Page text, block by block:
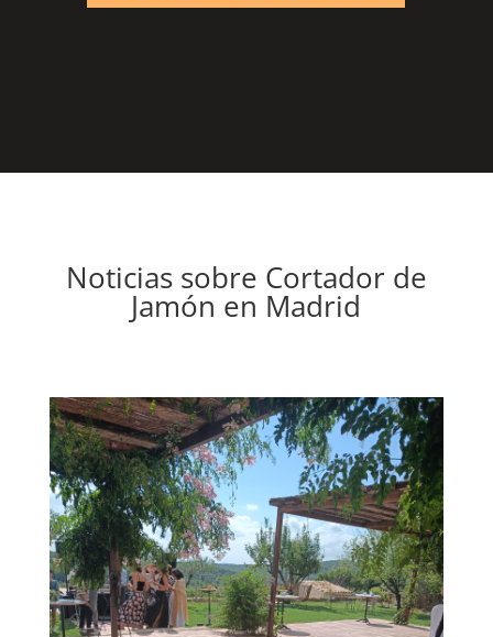
Noticias sobre Cortador de
Jamón en Madrid